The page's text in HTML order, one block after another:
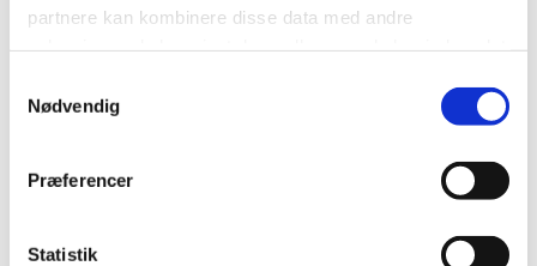
partnere kan kombinere disse data med andre
Nødvendig
Præferencer
Statistik